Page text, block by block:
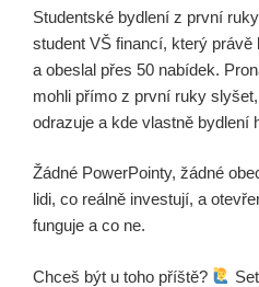
Studentské bydlení z první ruky
student VŠ financí, který právě
a obeslal přes 50 nabídek.
mohli přímo z první ruky
odrazuje a kde vlastně bydlení
Žádné PowerPointy, žádné
lidi, co reálně investují, a
funguje a co ne.
Chceš být u toho příště?